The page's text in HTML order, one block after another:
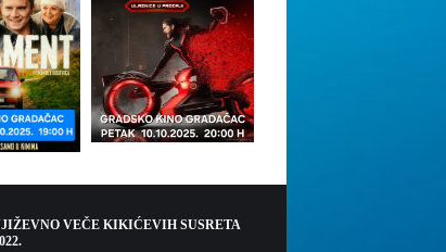
VEČE KIKIĆEVIH SUSRETA